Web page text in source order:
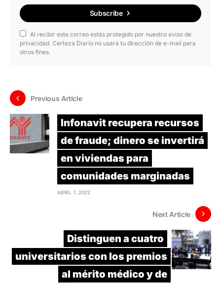
Subscribe
Al recibir este correo estás protegido por nuestro aviso de
privacidad. Certeza Diario no usará tu dirección de e-mail para
otros fines.
Previous Article
Infonavit recupera recursos
de fraude; dinero se invertirá
en viviendas para
comunidades marginadas
ABRIL 7, 2022
Next Article
Distinguen a cuatro
universitarios con los premios
al mérito médico y de